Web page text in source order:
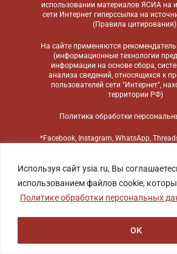
Используя сайт ysia.ru, Вы
использованием файлов cookie,
Политике обработки персональных
ОК
использовании материалов ЯСИА на
сети Интернет гиперссылка на
(Правила цитирования).
На сайте применяются
(информационные технологии
информации на основе сбора,
анализа сведений, относящихся к
пользователей сети "Интернет",
территории РФ)
Политика обработки
*Facebook, Instagram, WhatsApp,